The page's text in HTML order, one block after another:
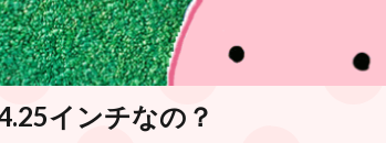
インチなの？